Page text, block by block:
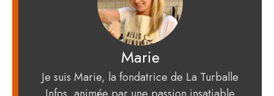
Marie
Je suis Marie, la fondatrice de La Turballe